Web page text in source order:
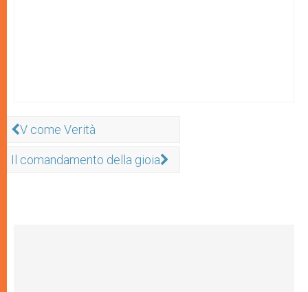
V come Verità
Il comandamento della gioia